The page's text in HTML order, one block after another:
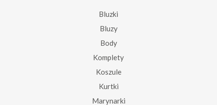
Bluzki
Bluzy
Body
Komplety
Koszule
Kurtki
Marynarki